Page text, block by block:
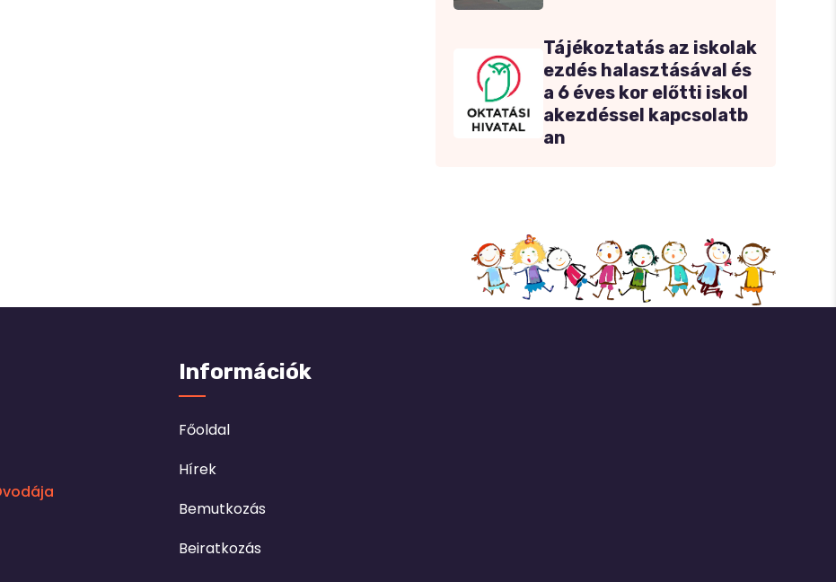
Tájékoztatás az iskolak
ezdés halasztásával és
a 6 éves kor előtti iskol
akezdéssel kapcsolatb
an
Információk
Főoldal
Hírek
Bemutkozás
Beiratkozás